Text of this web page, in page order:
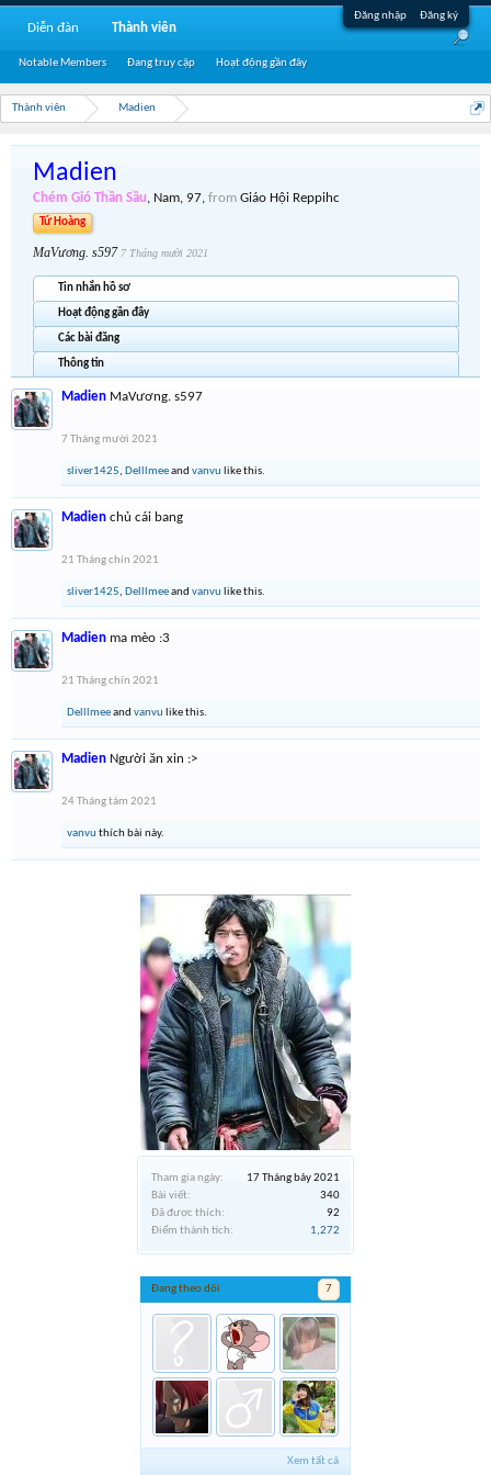
Đăng nhập Đăng ký
Thành viên Madien
Tham gia ngày:
17 Tháng bảy 2021
Bài viết:
340
Đã được thích:
92
Điểm thành tích:
1,272
Đang theo dõi 7
Xem tất cả
Madien
Chém Gió Thần Sầu, Nam, 97, from Giáo Hội Reppihc
Tứ Hoàng
MaVương. s597 7 Tháng mười 2021
Tin nhắn hồ sơ
Hoạt động gần đây
Các bài đăng
Thông tin
Madien MaVương. s597
7 Tháng mười 2021
sliver1425, Delllmeeand vanvu like this.
Madien chủ cái bang
21 Tháng chín 2021
sliver1425, Delllmeeand vanvu like this.
Madien ma mèo :3
21 Tháng chín 2021
Delllmeeand vanvu like this.
Madien Người ăn xin :>
24 Tháng tám 2021
vanvu thích bài này.
Diễn đàn Thành viên
Notable Members Đang truy cập Hoạt động gần đây